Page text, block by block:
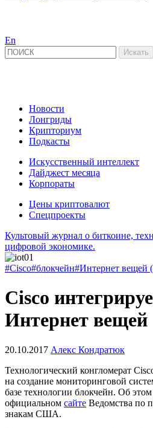
En
Новости
Лонгриды
Крипториум
Подкасты
Искусственный интеллект
Дайджест месяца
Корпораты
Цены криптовалют
Спецпроекты
Культовый журнал о биткоине,
цифровой экономике.
#Cisco#блокчейн#Интернет вещей
Cisco
Интернет вещей
20.10.2017 Алекс Кондратюк
Технологический конгломерат
на создание мониторинговой
базе технологии блокчейн. Об
официальном сайте Ведомства по
знакам США.